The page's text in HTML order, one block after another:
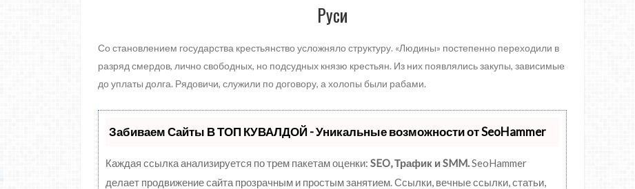
Руси
Со становлением государства крестьянство усложняло структуру. «Людины» постепенно переходили в
разряд смердов, лично свободных, но подсудных князю крестьян. Из них появлялись закупы, зависимые
до уплаты долга. Рядовичи, служили по договору, а холопы были рабами.
Забиваем Сайты В ТОП КУВАЛДОЙ - Уникальные возможности от SeoHammer
Каждая ссылка анализируется по трем пакетам оценки: SEO, Трафик и SMM.SeoHammer
делает продвижение сайта прозрачным и простым занятием. Ссылки, вечные ссылки, статьи,